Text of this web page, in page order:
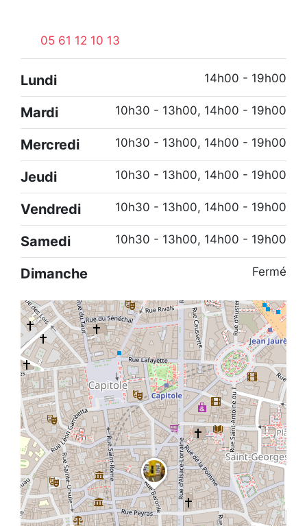
05 61 12 10 13
Lundi 14h00 - 19h00
Mardi 10h30 - 13h00, 14h00 - 19h00
Mercredi 10h30 - 13h00, 14h00 - 19h00
Jeudi 10h30 - 13h00, 14h00 - 19h00
Vendredi 10h30 - 13h00, 14h00 - 19h00
Samedi 10h30 - 13h00, 14h00 - 19h00
Dimanche Fermé